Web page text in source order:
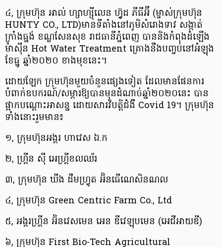
៤, ក្រុមហ៊ុន អាល់ ហ្សាហ្ស៊ីលេន ហ្វ៊ូដ ភីធីអ៊ី (ម្ចាស់ក្រុមហ៊ុន
HUNTY CO., LTD)មានទីតាំង​នៅភូមិ​សំរោងទាវ សង្កាត់​
ក្រាំងធ្នង់ ខណ្ឌ​សែនសុខ រាជធានីភ្នំពេញ បាននិង​កំពុង​ដំឡើង​​
ម៉ាស៊ីន Hot Water Treatment គ្រោង​នឹងបញ្ចប់​នៅ​អំឡុង​
ខែធ្នូ ឆ្នាំ២០២០ ខាងមុខនេះ។
ដោយឡែក ក្រុមហ៊ុន​មួយ​ចំនួន​ផ្សេងទៀត ដែលមាន​ផែនការ​
បំពាក់​ឧបករណ៍/សម្ភារ​ឱ្យបានមុន​ដំណាច់​ឆ្នាំ​២០២០នេះ បាន
ផ្អាក​បណ្តោះអាសន្ន ដោយសារ​វិបត្តិ​ជំងឺ​ Covid 19។ ក្រុមហ៊ុន
ទាំង​នោះ​រួមមាន៖
១, ក្រុមហ៊ុន​អង្គរ ហាវេស ឯ.ក
២, ហ្រ្គីន ស៊ី អេហ្រ្គីខលឈ័រ
៣, ក្រុមហ៊ុន ឃីង ដឹមហ្វ្រូត អ៊ិនធើណេសិនណល
៤, ក្រុមហ៊ុន Green Centric Farm Co., Ltd
៥, អង្គរហ្គ្រីន អ៊ិនវេសមេន អេន ឌីវេឡុបមេន (អេជីអាយឌី)
៦, ក្រុមហ៊ុន First Bio-Tech Agricultural